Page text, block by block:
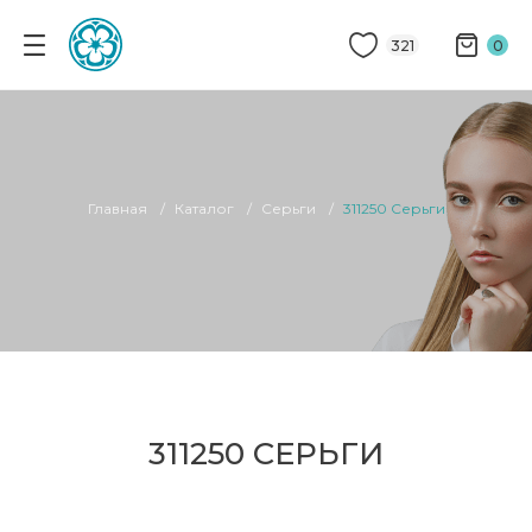
321 0
Главная Каталог Серьги 311250 Серьги
311250 СЕРЬГИ